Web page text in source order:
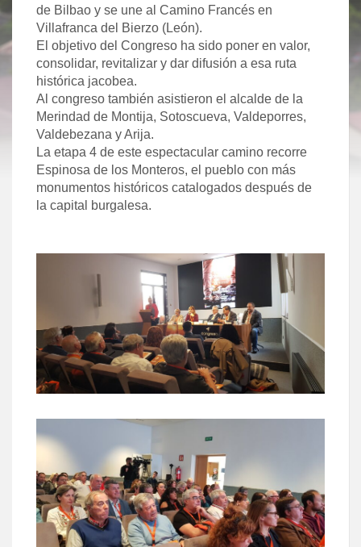
de Bilbao y se une al Camino Francés en
Villafranca del Bierzo (León).
El objetivo del Congreso ha sido poner en valor,
consolidar, revitalizar y dar difusión a esa ruta
histórica jacobea.
Al congreso también asistieron el alcalde de la
Merindad de Montija, Sotoscueva, Valdeporres,
Valdebezana y Arija.
La etapa 4 de este espectacular camino recorre
Espinosa de los Monteros, el pueblo con más
monumentos históricos catalogados después de
la capital burgalesa.